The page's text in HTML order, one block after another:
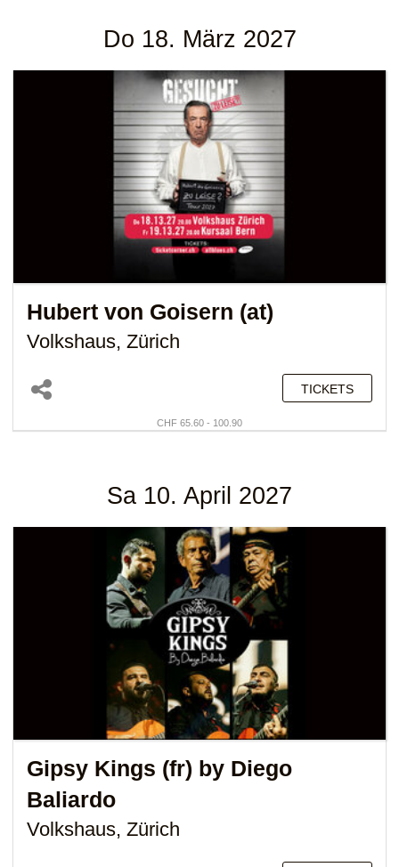
Do 18. März 2027
Hubert von Goisern (at)
Volkshaus, Zürich
TICKETS
CHF 65.60 - 100.90
Sa 10. April 2027
Gipsy Kings (fr) by Diego
Baliardo
Volkshaus, Zürich